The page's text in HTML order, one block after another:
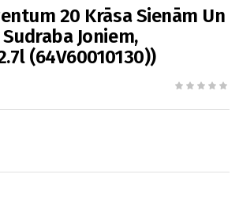
20 Krāsa Sienām Un
Joniem,
(64V60010130))